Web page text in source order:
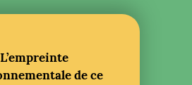
L’empreinte
de ce